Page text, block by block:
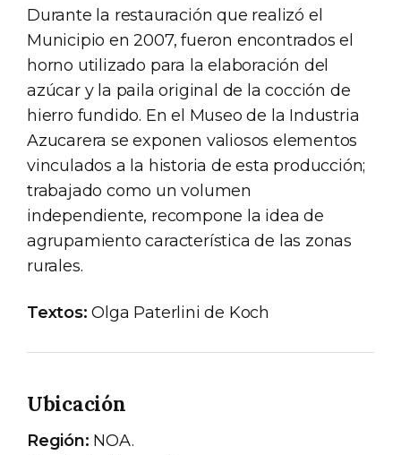
Durante la restauración que realizó el
Municipio en 2007, fueron encontrados el
horno utilizado para la elaboración del
azúcar y la paila original de la cocción de
hierro fundido. En el Museo de la Industria
Azucarera se exponen valiosos elementos
vinculados a la historia de esta producción;
trabajado como un volumen
independiente, recompone la idea de
agrupamiento característica de las zonas
rurales.
Textos: Olga Paterlini de Koch
Ubicación
Región: NOA.